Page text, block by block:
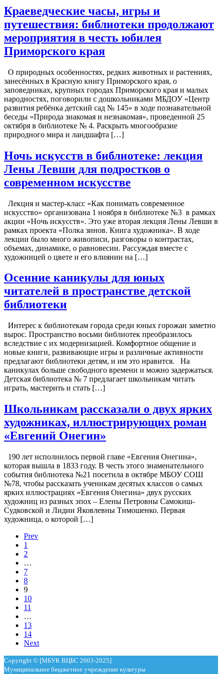
Краеведческие часы, игры и
путешествия: библиотеки продолжают
мероприятия в честь юбилея
Приморского края
О природных особенностях, редких животных и растениях,
занесённых в Красную книгу Приморского края, о
заповедниках, крупных городах Приморского края и малых
народностях, поговорили с дошкольниками МБДОУ «Центр
развития ребёнка детский сад № 145» в ходе познавательной
беседы «Природа знакомая и незнакомая», проведенной 25
октября в библиотеке № 4. Раскрыть многообразие
природного мира и ландшафта […]
Ночь искусств в библиотеке: лекция
Лены Левши для подростков о
современном искусстве
Лекция и мастер-класс «Как понимать современное
искусство» организована 1 ноября в библиотеке №3 в рамках
акции «Ночь искусств». Это уже вторая лекция Лены Левши в
рамках проекта «Полка зинов. Книга художника». В ходе
лекции было много живописи, разговоры о контрастах,
объемах, динамике, о равновесии. Рассуждая вместе с
художницей о цвете и его влиянии на […]
Осенние каникулы для юных
читателей в пространстве детской
библиотеки
Интерес к библиотекам города среди юных горожан заметно
вырос. Пространство восьми библиотек преобразилось
вследствие с их модернизацией. Комфортное общение и
новые книги, развивающие игры и различные активности
предлагают библиотеки детям, и им это нравится. На
каникулах больше свободного времени и можно задержаться.
Детская библиотека № 7 предлагает школьникам читать
играть, мастерить и стать […]
Школьникам рассказали о двух ярких
художниках, иллюстрирующих роман
«Евгений Онегин»
190 лет исполнилось первой главе «Евгения Онегина»,
которая вышла в 1833 году. В честь этого знаменательного
события библиотека №21 посетила в октябре МБОУ СОШ
№78, чтобы рассказать ученикам десятых классов о самых
ярких иллюстрациях «Евгения Онегина» двух русских
художниц из разных эпох – Елены Петровны Самокиш-
Судковской и Лидии Яковлевны Тимошенко. Первая
художница, о которой […]
Prev
1
2
…
7
8
9
10
11
…
13
14
Next
Copyright © [МБУК ВЦБС 2003-2025]
Муниципальное бюджетное учреждение культуры